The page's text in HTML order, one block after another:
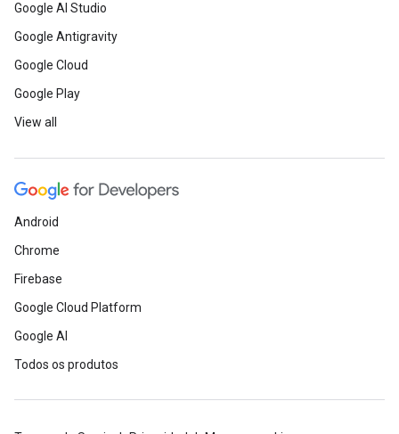
Google AI Studio
Google Antigravity
Google Cloud
Google Play
View all
Android
Chrome
Firebase
Google Cloud Platform
Google AI
Todos os produtos